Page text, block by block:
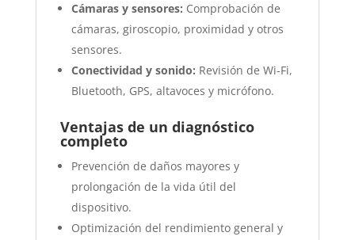
Cámaras y sensores: Comprobación de
cámaras, giroscopio, proximidad y otros
sensores.
Conectividad y sonido: Revisión de Wi-Fi,
Bluetooth, GPS, altavoces y micrófono.
Ventajas de un diagnóstico
completo
Prevención de daños mayores y
prolongación de la vida útil del
dispositivo.
Optimización del rendimiento general y